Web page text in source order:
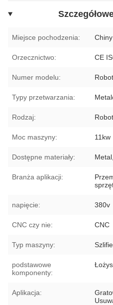
Miejsce pochodzenia: Chiny
Orzecznictwo: CE
Numer modelu: Robot
Typy przetwarzania:
Rodzaj:
Moc maszyny: 11kw
Dostępne materiały:
Branża aplikacji:
napięcie: 380v
CNC czy nie: CNC
Typ maszyny:
podstawowe
komponenty:
Aplikacja: